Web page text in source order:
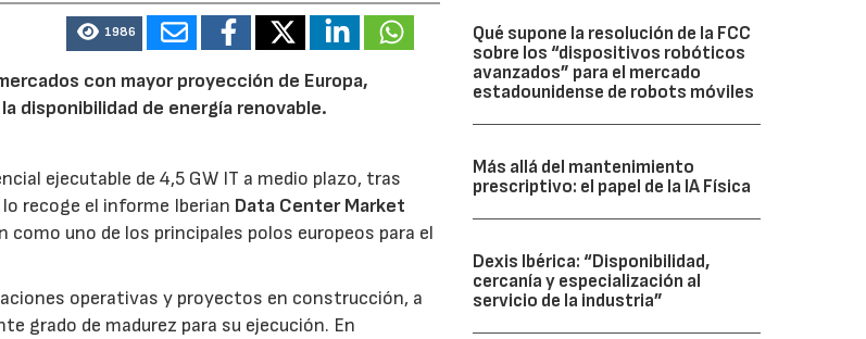
1986
con mayor proyección de Europa,
disponibilidad de energía renovable.
ejecutable de 4,5 GW IT a medio plazo, tras
recoge el informe Iberian Data Center Market
como uno de los principales polos europeos para el
operativas y proyectos en construcción, a
grado de madurez para su ejecución. En
Qué supone la resolución de la FCC
sobre los “dispositivos robóticos
avanzados” para el mercado
estadounidense de robots móviles
Más allá del mantenimiento
prescriptivo: el papel de la IA Física
Dexis Ibérica: “Disponibilidad,
cercanía y especialización al
servicio de la industria”